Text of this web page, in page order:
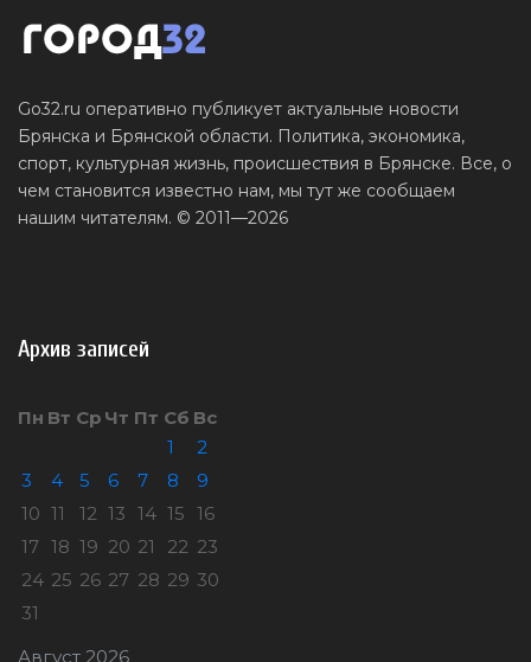
Go32.ru оперативно публикует актуальные новости
Брянска и Брянской области. Политика, экономика,
спорт, культурная жизнь, происшествия в Брянске. Все, о
чем становится известно нам, мы тут же сообщаем
нашим читателям. © 2011—2026
Архив записей
Август 2026
Пн Вт Ср Чт Пт Сб Вс
1
2
3
4 5 6 7 8
9
10 11 12 13 14 15 16
17 18 19 20 21 22 23
24 25 26 27 28 29 30
31